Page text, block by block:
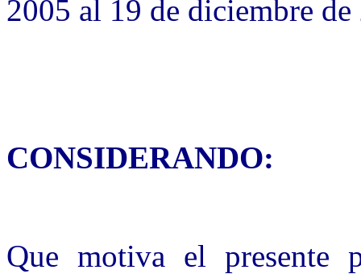
2005 al 19 de diciembre
CONSIDERANDO:
Que motiva el presente